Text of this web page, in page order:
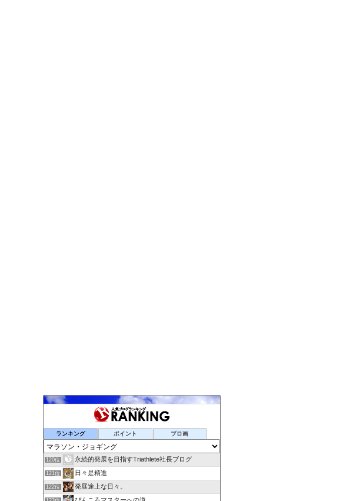
ランキング ポイント ブロ画
120位 永続的発展を目指すTriathlete社長ブログ
121位 日々是精進
122位 発展途上な日々。